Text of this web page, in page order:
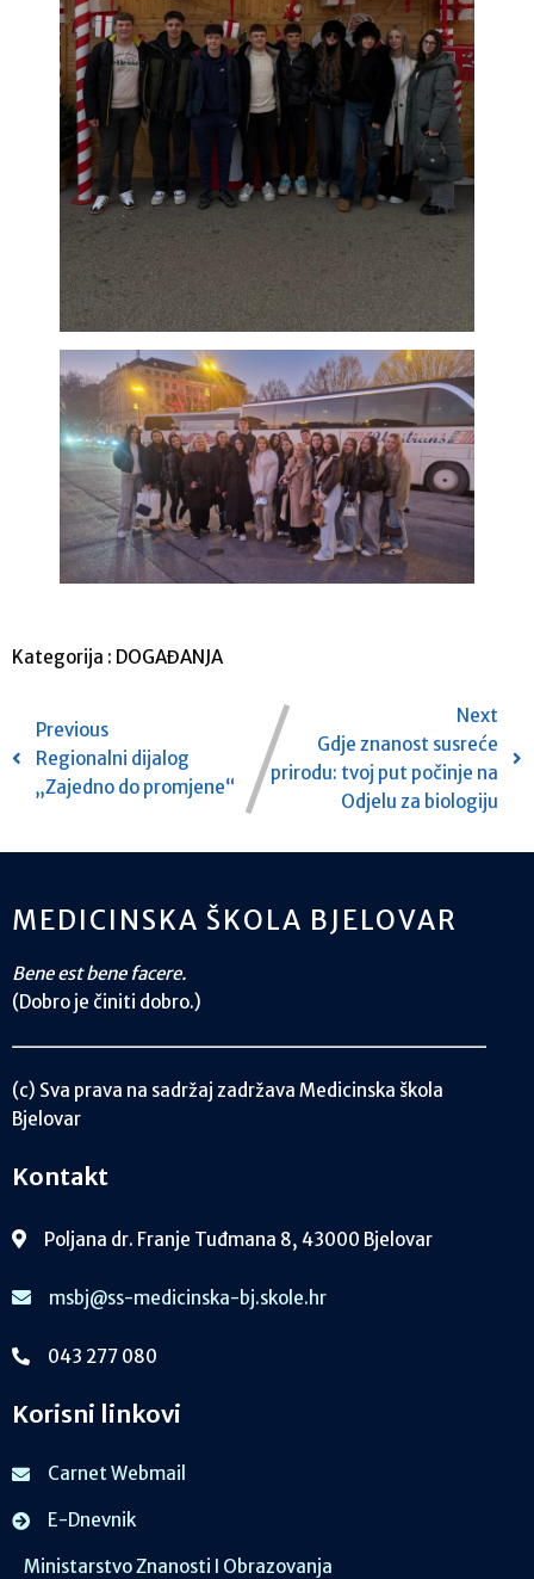
Kategorija : DOGAĐANJA
Previous
Regionalni dijalog
„Zajedno do promjene“
Next
Gdje znanost susreće
prirodu: tvoj put počinje na
Odjelu za biologiju
MEDICINSKA ŠKOLA BJELOVAR
Bene est bene facere.
(Dobro je činiti dobro.)
(c) Sva prava na sadržaj zadržava Medicinska škola
Bjelovar
Kontakt
Poljana dr. Franje Tuđmana 8, 43000 Bjelovar
msbj@ss-medicinska-bj.skole.hr
043 277 080
Korisni linkovi
Carnet Webmail
E-Dnevnik
Ministarstvo Znanosti I Obrazovanja